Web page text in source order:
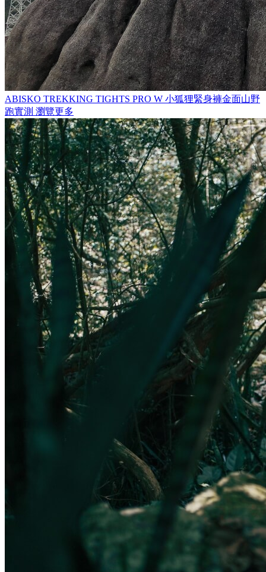
ABISKO TREKKING TIGHTS PRO W 小狐狸緊身褲金面山野
跑實測 瀏覽更多